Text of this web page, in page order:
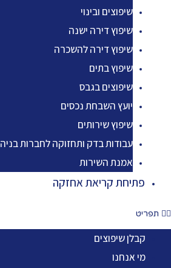
שיפוצים ובינוי
שיפוץ דירה ישנה
שיפוץ דירה להשכרה
שיפוץ בתים
שיפוצים בגבס
יועץ השבחת נכסים
שיפוץ שירותים
עבודות בדק ותחזוקה לחברות בניה
אמנת השירות
פתיחת קריאת אחזקה
תפריט
קבלן שיפוצים
מי אנחנו